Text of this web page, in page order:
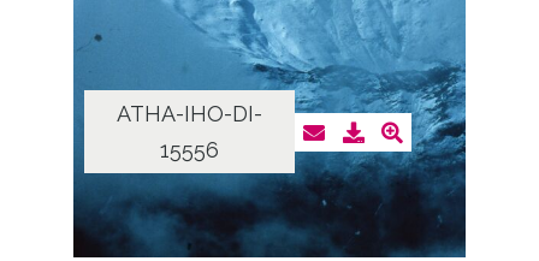
ATHA-IHO-DI-
15556